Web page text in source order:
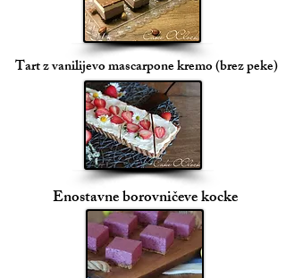
Enostavne borovničeve kocke
Tart z vanilijevo mascarpone kremo (brez peke)